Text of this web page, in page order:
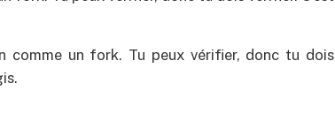
comme un fork. Tu peux vérifier, donc tu dois